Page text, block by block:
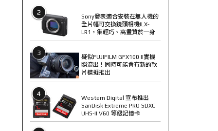
2
Sony發表適合安裝在無人機的
全片幅可交換鏡頭相機ILX-
LR1，集輕巧、高畫質於一身
3
疑似FUJIFILM GFX100 II實機
照流出！同時可能會有新的軟
片模擬推出
4
Western Digital 宣布推出
SanDisk Extreme PRO SDXC
UHS-II V60 等級記憶卡